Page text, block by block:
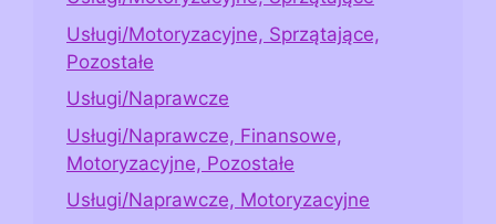
Usługi/Motoryzacyjne, Sprzątające,
Pozostałe
Usługi/Naprawcze
Usługi/Naprawcze, Finansowe,
Motoryzacyjne, Pozostałe
Usługi/Naprawcze, Motoryzacyjne